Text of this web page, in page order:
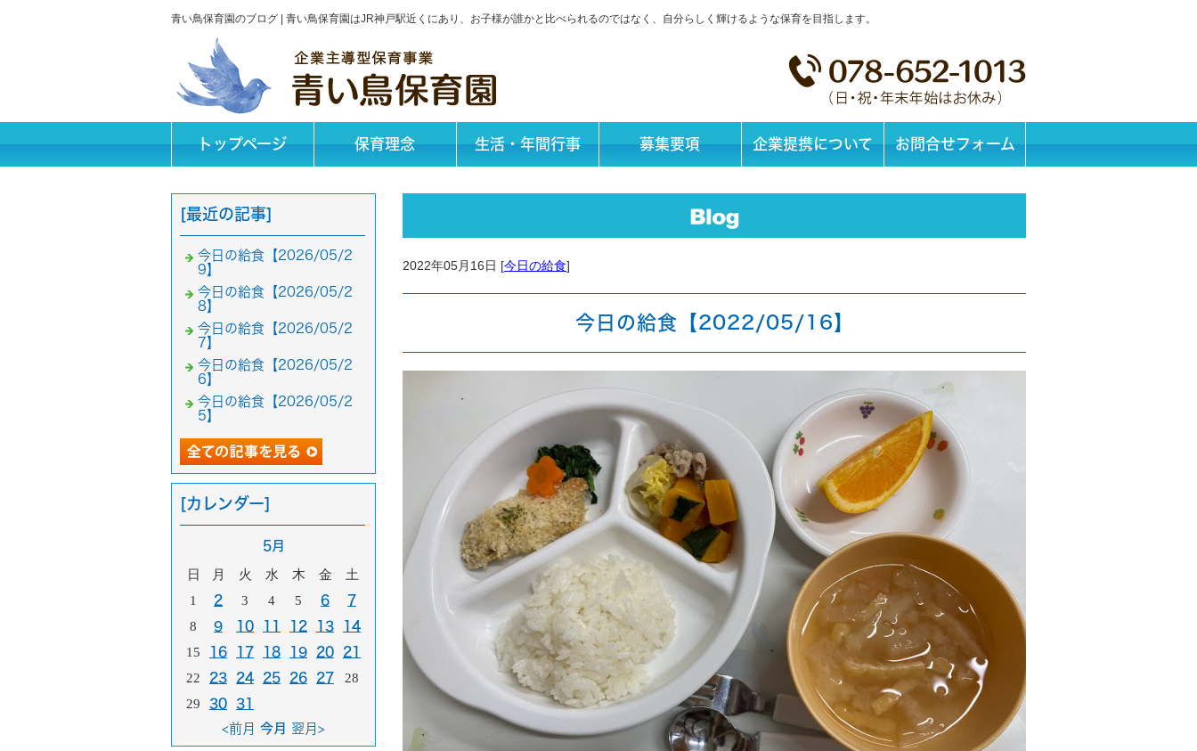
青い鳥保育園のブログ | 青い鳥保育園はJR神戸駅近くにあり、お子様が誰かと比べられるのではなく、自分らしく輝けるような保育を目指します。
トップページ 保育理念 生活・年間行事 募集要項 企業提携について お問合せフォーム
2022年05月16日 [今日の給食]
今日の給食【2022/05/16】
[最近の記事]
今日の給食【2026/05/2
9】
今日の給食【2026/05/2
8】
今日の給食【2026/05/2
7】
今日の給食【2026/05/2
6】
今日の給食【2026/05/2
5】
[カレンダー]
5月
日 月 火 水 木 金
土
1
2 3 4 5 6 7
8 9 10 11 12 13 14
15 16 17 18 19 20 21
22 23 24 25 26 27
28
29
30
31
<前月 今月 翌月>